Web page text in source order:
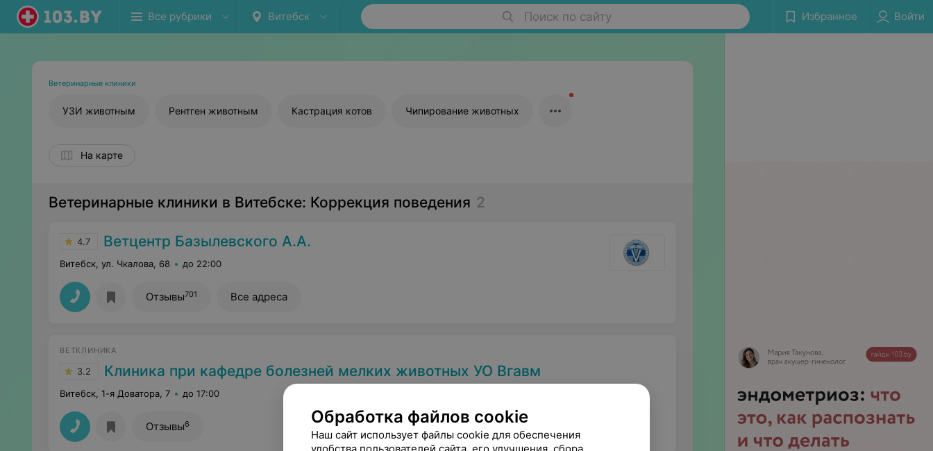
Все рубрики Витебск Поиск по сайту Избранное Войти
Ветеринарные клиники
УЗИ животным Рентген животным Кастрация котов Чипирование животных
На карте
Ветеринарные клиники в Витебске: Коррекция поведения 2
4.7 Ветцентр Базылевского А.А.
Витебск, ул. Чкалова, 68 до 22:00
Отзывы701 Все адреса
ВЕТКЛИНИКА
3.2 Клиника при кафедре болезней мелких животных УО Вгавм
Витебск, 1-я Доватора, 7 до 17:00
Отзывы6 Обработка файлов cookie
Наш сайт использует файлы cookie для обеспечения